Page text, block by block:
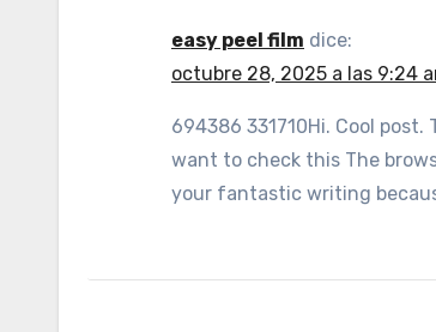
easy peel film dice:
octubre 28, 2025 a las 9:24
694386 331710Hi. Cool
want to check this The
your fantastic writing